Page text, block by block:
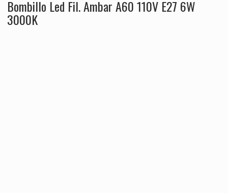
Bombillo Led Fil. Ambar A60 110V E27 6W
3000K